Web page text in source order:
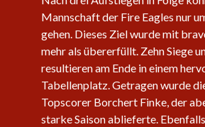
Mannschaft der Fire Eagles nur
gehen. Dieses Ziel wurde mit
mehr als übererfüllt. Zehn Siege
resultieren am Ende in einem
Tabellenplatz. Getragen wurde
Topscorer Borchert Finke, der
starke Saison ablieferte.